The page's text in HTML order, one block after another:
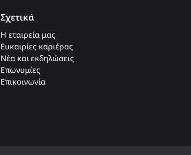
Σχετικά
Η εταιρεία μας
Ευκαιρίες καριέρας
Νέα και εκδηλώσεις
Επωνυμίες
Επικοινωνία